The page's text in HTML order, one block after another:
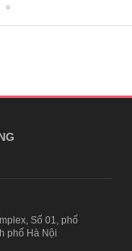
Số 01, phố
phố Hà Nội